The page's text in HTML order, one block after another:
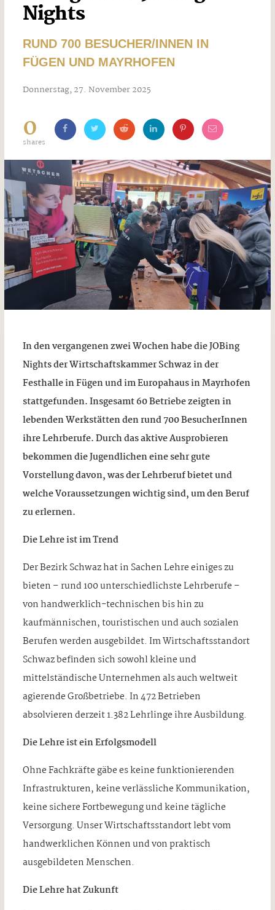
Nights
RUND 700 BESUCHER/INNEN IN
FÜGEN UND MAYRHOFEN
Donnerstag, 27. November 2025
0
shares
In den vergangenen zwei Wochen habe die JOBing
Nights der Wirtschaftskammer Schwaz in der
Festhalle in Fügen und im Europahaus in Mayrhofen
stattgefunden. Insgesamt 60 Betriebe zeigten in
lebenden Werkstätten den rund 700 BesucherInnen
ihre Lehrberufe. Durch das aktive Ausprobieren
bekommen die Jugendlichen eine sehr gute
Vorstellung davon, was der Lehrberuf bietet und
welche Voraussetzungen wichtig sind, um den Beruf
zu erlernen.
Die Lehre ist im Trend
Der Bezirk Schwaz hat in Sachen Lehre einiges zu
bieten – rund 100 unterschiedlichste Lehrberufe –
von handwerklich-technischen bis hin zu
kaufmännischen, touristischen und auch sozialen
Berufen werden ausgebildet. Im Wirtschaftsstandort
Schwaz befinden sich sowohl kleine und
mittelständische Unternehmen als auch weltweit
agierende Großbetriebe. In 472 Betrieben
absolvieren derzeit 1.382 Lehrlinge ihre Ausbildung.
Die Lehre ist ein Erfolgsmodell
Ohne Fachkräfte gäbe es keine funktionierenden
Infrastrukturen, keine verlässliche Kommunikation,
keine sichere Fortbewegung und keine tägliche
Versorgung. Unser Wirtschaftsstandort lebt vom
handwerklichen Können und von praktisch
ausgebildeten Menschen.
Die Lehre hat Zukunft